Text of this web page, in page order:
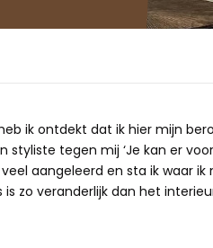
ik ontdekt dat ik hier mijn
tegen mij ‘Je kan er
aangeleerd en sta ik waar ik
zo veranderlijk dan het